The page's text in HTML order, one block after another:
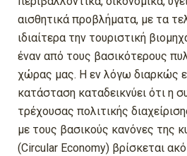
αισθητικά προβλήματα, με τα
ιδιαίτερα την τουριστική
έναν από τους βασικότερους
χώρας μας. Η εν λόγω διαρκώς
κατάσταση καταδεικνύει ότι η
τρέχουσας πολιτικής
με τους βασικούς κανόνες της
(Circular Economy) βρίσκεται